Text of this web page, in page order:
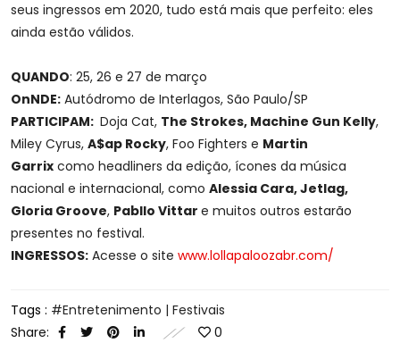
seus ingressos em 2020, tudo está mais que perfeito: eles
ainda estão válidos.
QUANDO: 25, 26 e 27 de março
OnNDE: Autódromo de Interlagos, São Paulo/SP
PARTICIPAM: Doja Cat, The Strokes, Machine Gun Kelly,
Miley Cyrus, A$ap Rocky, Foo Fighters e Martin
Garrix como headliners da edição, ícones da música
nacional e internacional, como Alessia Cara, Jetlag,
Gloria Groove, Pabllo Vittar e muitos outros estarão
presentes no festival.
INGRESSOS: Acesse o site www.lollapaloozabr.com/
Tags :
Entretenimento | Festivais
Share:
0